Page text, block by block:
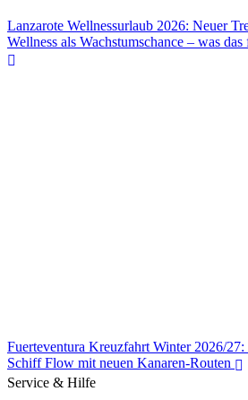
Lanzarote Wellnessurlaub 2026: Neuer
Wellness als Wachstumschance – was
Fuerteventura Kreuzfahrt Winter 2026/
Schiff Flow mit neuen Kanaren-Routen
Service & Hilfe